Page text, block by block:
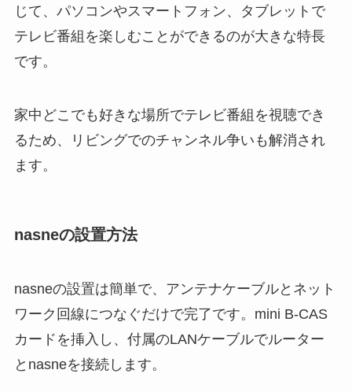
じて、パソコンやスマートフォン、タブレットで
テレビ番組を楽しむことができるのが大きな特長
です。
家中どこでも好きな場所でテレビ番組を視聴でき
るため、リビングでのチャンネル争いも解消され
ます。
nasneの設置方法
nasneの設置は簡単で、アンテナケーブルとネット
ワーク回線につなぐだけで完了です。mini B-CAS
カードを挿入し、付属のLANケーブルでルーター
とnasneを接続します。